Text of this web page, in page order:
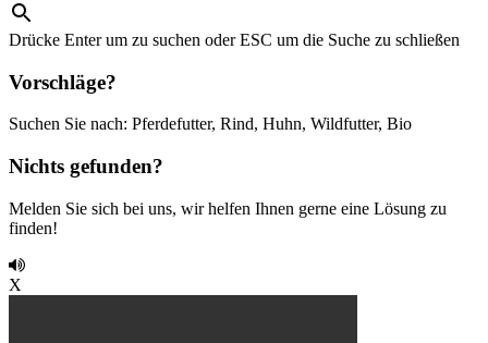
Drücke Enter um zu suchen oder ESC um die Suche zu schließen
Vorschläge?
Suchen Sie nach: Pferdefutter, Rind, Huhn, Wildfutter, Bio
Nichts gefunden?
Melden Sie sich bei uns, wir helfen Ihnen gerne eine Lösung zu
finden!
X